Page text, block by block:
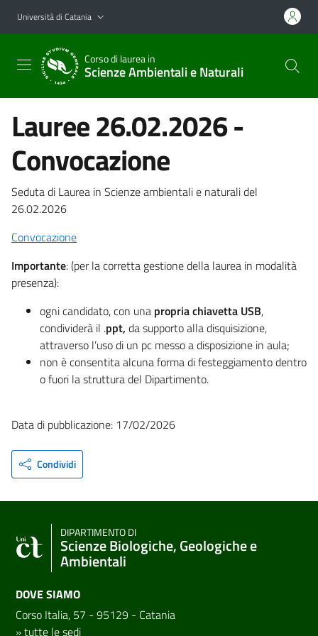
Vai al contenuto principale
Vai al menu di navigazione
Università di Catania
Corso di laurea in
Scienze Ambientali e Naturali
Lauree 26.02.2026 -
Convocazione
Seduta di Laurea in Scienze ambientali e naturali del
26.02.2026
Convocazione
Importante: (per la corretta gestione della laurea in modalità
presenza):
ogni candidato, con una propria chiavetta USB,
condividerà il .ppt, da supporto alla disquisizione,
attraverso l’uso di un pc messo a disposizione in aula;
non è consentita alcuna forma di festeggiamento dentro
o fuori la struttura del Dipartimento.
Data di pubblicazione: 17/02/2026
Condividi
DIPARTIMENTO DI
Scienze Biologiche, Geologiche e
Ambientali
DOVE SIAMO
Corso Italia, 57 - 95129 - Catania
»tutte le sedi